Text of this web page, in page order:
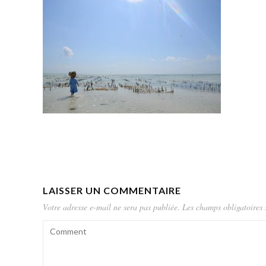
LAISSER UN COMMENTAIRE
Votre adresse e-mail ne sera pas publiée. Les champs obligatoires